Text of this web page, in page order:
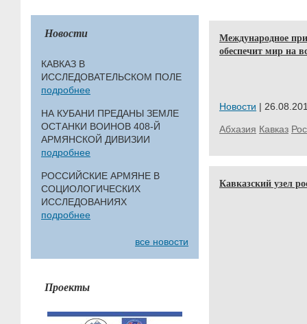
Новости
КАВКАЗ В
ИССЛЕДОВАТЕЛЬСКОМ ПОЛЕ
подробнее
НА КУБАНИ ПРЕДАНЫ ЗЕМЛЕ
ОСТАНКИ ВОИНОВ 408-Й
АРМЯНСКОЙ ДИВИЗИИ
подробнее
РОССИЙСКИЕ АРМЯНЕ В
СОЦИОЛОГИЧЕСКИХ
ИССЛЕДОВАНИЯХ
подробнее
все новости
Проекты
Международное
обеспечит мир на
Новости |
Абхазия Кавказ
Кавказский узел